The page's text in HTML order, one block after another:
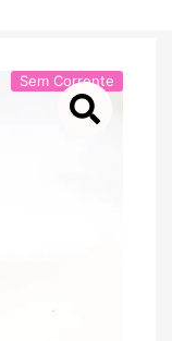
Sem Corrente